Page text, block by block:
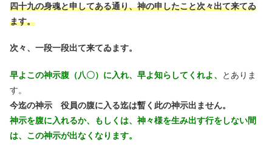
四十九の身魂と申してある通り、神の申したこと次々出て来てゐ
ます。
次々、一段一段出て来てゐます。
早よこの神示腹（八〇）に入れ、早よ知らしてくれよ、
とありま
す。
今迄の神示 役員の腹に入る迄は暫く此の神示出ません。
神示を腹に入れるか、もしくは、神々様を生み出す行をしない間
は、この神示が出なくなります。